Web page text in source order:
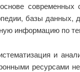
базы данных,
информацию по
и
ресурсами